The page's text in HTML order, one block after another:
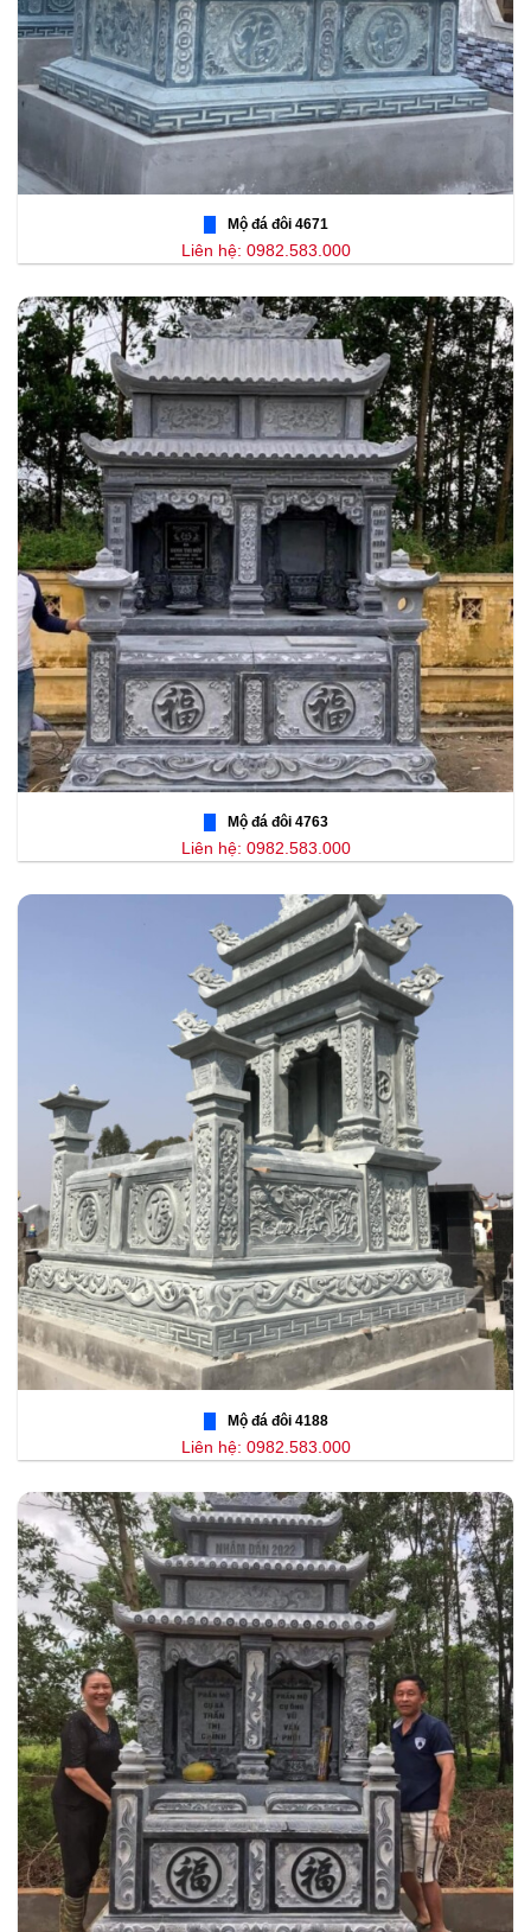
Mộ đá đôi 4671
Liên hệ: 0982.583.000
Mộ đá đôi 4763
Liên hệ: 0982.583.000
Mộ đá đôi 4188
Liên hệ: 0982.583.000